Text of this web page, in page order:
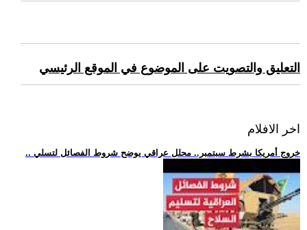
التعليق والتصويت على الموضوع في الموقع الرئيسي
اخر الافلام
.. خروج أمريكا بشرط سبتمبر.. محلل عراقي يوضح شروط الفصائل لتسلي